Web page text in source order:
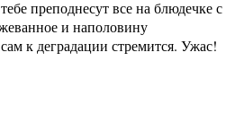
преподнесут все на блюдечке с
и наполовину
к деградации стремится. Ужас!